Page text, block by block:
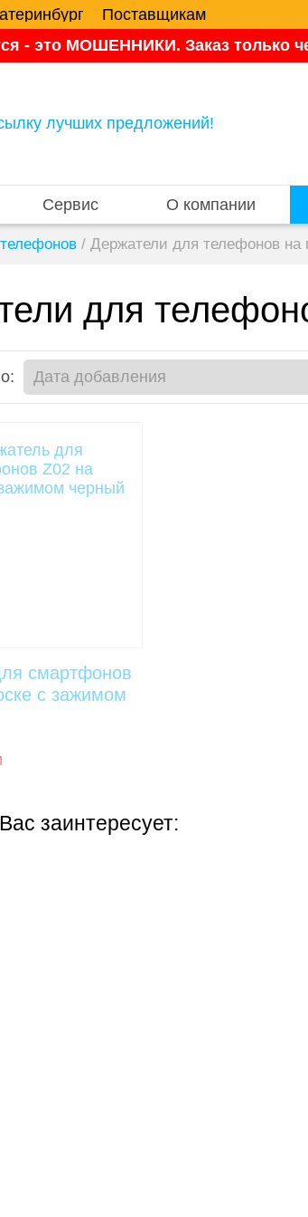
Поставщикам
- это МОШЕННИКИ. Заказ только
лучших предложений!
Сервис О компании
/ Держатели для телефонов на
для
смартфонов
c зажимом
заинтересует: